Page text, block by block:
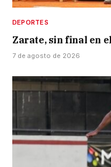
DEPORTES
Zarate, sin final en
7 de agosto de 2026